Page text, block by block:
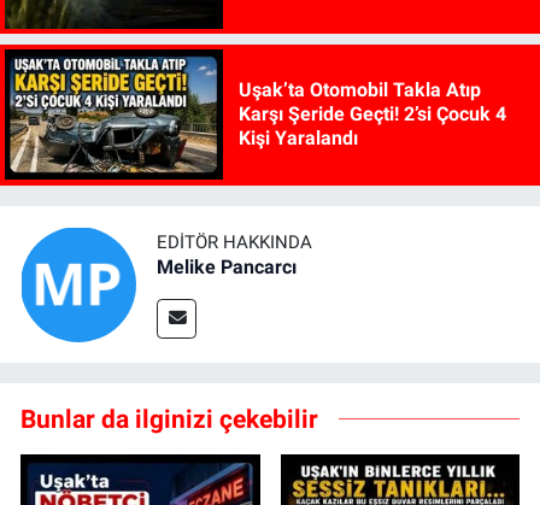
Uşak’ta Otomobil Takla Atıp
Karşı Şeride Geçti! 2’si Çocuk 4
Kişi Yaralandı
EDITÖR HAKKINDA
Melike Pancarcı
Bunlar da ilginizi çekebilir